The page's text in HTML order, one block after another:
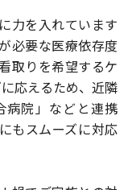
力を入れています
必要な医療依存度
取りを希望するケ
応えるため、近隣
病院」などと連携
にもスムーズに対応